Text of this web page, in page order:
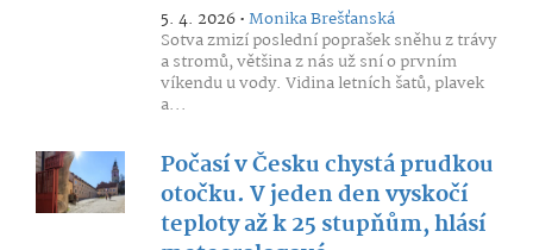
5. 4. 2026 •Monika Brešťanská
Sotva zmizí poslední poprašek sněhu z trávy
a stromů, většina z nás už sní o prvním
víkendu u vody. Vidina letních šatů, plavek
a...
Počasí v Česku chystá prudkou
otočku. V jeden den vyskočí
teploty až k 25 stupňům, hlásí